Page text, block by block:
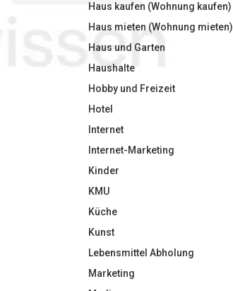
Haus kaufen (Wohnung kaufen)
Haus mieten (Wohnung mieten)
Haus und Garten
Haushalte
Hobby und Freizeit
Hotel
Internet
Internet-Marketing
Kinder
KMU
Küche
Kunst
Lebensmittel Abholung
Marketing